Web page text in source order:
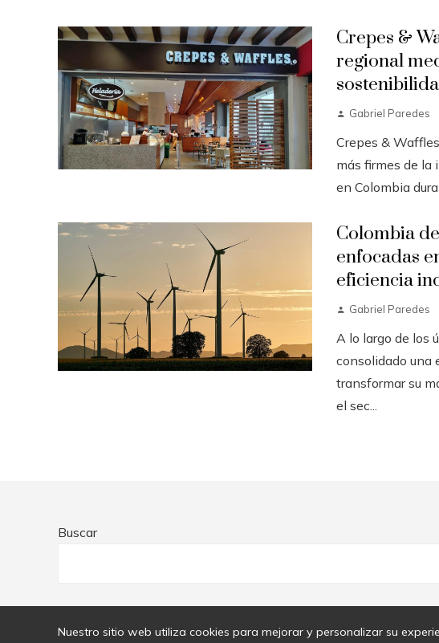
Nuestro sitio web utiliza cookies para mejorar y personalizar su
Crepes &
regional
Gabriel Paredes
Crepes &
más firmes de la
en Colombia
Colombia
enfocadas
eficiencia
Gabriel Paredes
A lo largo de los
consolidado una
transformar su
el sec...
Buscar